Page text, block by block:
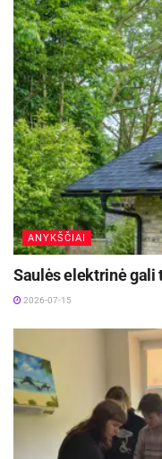
savivaldybė.
A. Baranausko ir
Šią laimingos
Lietuvos teatro,
Žymos:
A. Baranausko ir A.
muziejus
Pranešimas spaudai
ANYKŠČIAI
Saulės elektrinė
2026-07-15